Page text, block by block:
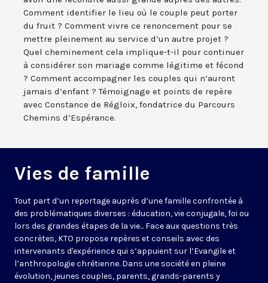
Comment identifier le lieu où le couple peut porter
du fruit ? Comment vivre ce renoncement pour se
mettre pleinement au service d’un autre projet ?
Quel cheminement cela implique-t-il pour continuer
à considérer son mariage comme légitime et fécond
? Comment accompagner les couples qui n’auront
jamais d’enfant ? Témoignage et points de repère
avec Constance de Régloix, fondatrice du Parcours
Chemins d’Espérance.
Vies de famille
Tout part d’un reportage auprès d’une famille confrontée à
des problématiques diverses : éducation, vie conjugale, foi ou
lors des grandes étapes de la vie... Face aux questions très
concrètes, KTO propose repères et conseils avec des
intervenants d'expérience qui s’appuient sur l’Evangile et
l’anthropologie chrétienne. Dans une société en pleine
évolution, jeunes couples, parents, grands-parents y